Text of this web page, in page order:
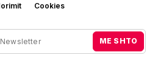
Cookies
ME SHTO